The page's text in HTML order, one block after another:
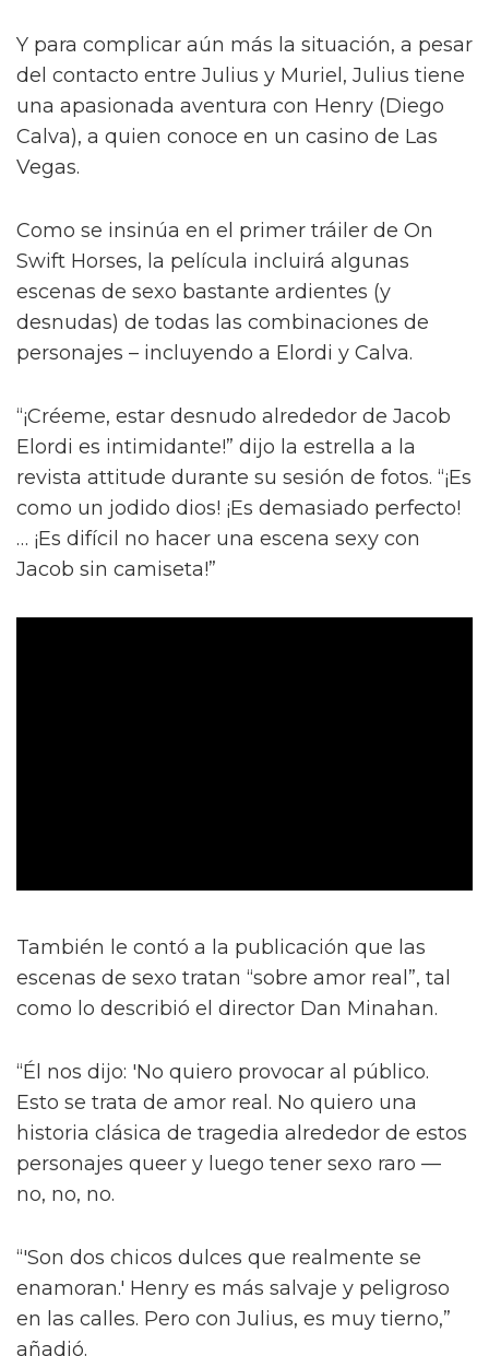
Y para complicar aún más la situación, a pesar
del contacto entre Julius y Muriel, Julius tiene
una apasionada aventura con Henry (Diego
Calva), a quien conoce en un casino de Las
Vegas.
Como se insinúa en el primer tráiler de On
Swift Horses, la película incluirá algunas
escenas de sexo bastante ardientes (y
desnudas) de todas las combinaciones de
personajes – incluyendo a Elordi y Calva.
“¡Créeme, estar desnudo alrededor de Jacob
Elordi es intimidante!” dijo la estrella a la
revista attitude durante su sesión de fotos. “¡Es
como un jodido dios! ¡Es demasiado perfecto!
… ¡Es difícil no hacer una escena sexy con
Jacob sin camiseta!”
También le contó a la publicación que las
escenas de sexo tratan “sobre amor real”, tal
como lo describió el director Dan Minahan.
“Él nos dijo: 'No quiero provocar al público.
Esto se trata de amor real. No quiero una
historia clásica de tragedia alrededor de estos
personajes queer y luego tener sexo raro —
no, no, no.
“'Son dos chicos dulces que realmente se
enamoran.' Henry es más salvaje y peligroso
en las calles. Pero con Julius, es muy tierno,”
añadió.